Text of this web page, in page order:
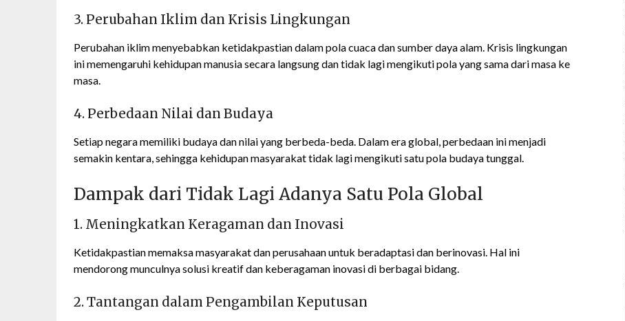
3. Perubahan Iklim dan Krisis Lingkungan
Perubahan iklim menyebabkan ketidakpastian dalam pola cuaca dan sumber daya alam. Krisis lingkungan
ini memengaruhi kehidupan manusia secara langsung dan tidak lagi mengikuti pola yang sama dari masa ke
masa.
4. Perbedaan Nilai dan Budaya
Setiap negara memiliki budaya dan nilai yang berbeda-beda. Dalam era global, perbedaan ini menjadi
semakin kentara, sehingga kehidupan masyarakat tidak lagi mengikuti satu pola budaya tunggal.
Dampak dari Tidak Lagi Adanya Satu Pola Global
1. Meningkatkan Keragaman dan Inovasi
Ketidakpastian memaksa masyarakat dan perusahaan untuk beradaptasi dan berinovasi. Hal ini
mendorong munculnya solusi kreatif dan keberagaman inovasi di berbagai bidang.
2. Tantangan dalam Pengambilan Keputusan